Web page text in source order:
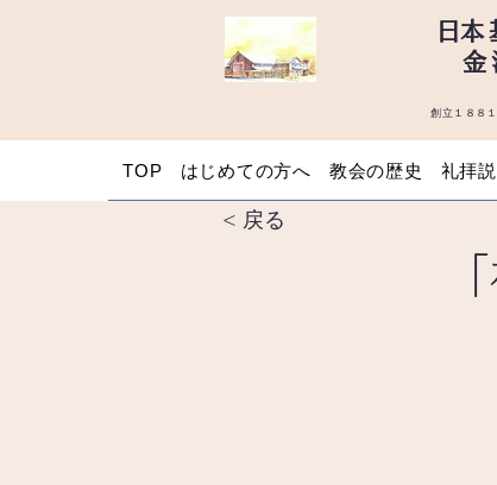
日
金
創立１８８
TOP はじめての方へ 教会の歴史 礼拝
< 戻る